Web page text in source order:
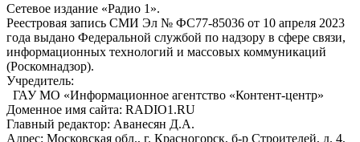
Сетевое издание «Радио 1».
Реестровая запись СМИ Эл № ФС77-85036 от 10 апреля 2023
года выдано Федеральной службой по надзору в сфере связи,
информационных технологий и массовых коммуникаций
(Роскомнадзор).
Учредитель:
ГАУ МО «Информационное агентство «Контент-центр»
Доменное имя сайта: RADIO1.RU
Главный редактор: Аванесян Д.А.
Адрес: Московская обл., г. Красногорск, б-р Строителей, д. 4,